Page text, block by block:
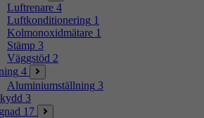
Luftrenare 4
Luftkonditionering 1
Kolmonoxidmätare 1
Stämp 3
Väggstöd 2
4
Aluminiumställning 3
3
17